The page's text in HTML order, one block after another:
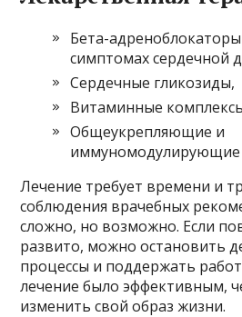
Бета-
симптомах сердечной
Сердечные гликозиды,
Витаминные
Общеукрепляющие и
иммуномодулирующие
Лечение требует времени и
соблюдения врачебных
сложно, но возможно. Если
развито, можно остановить
процессы и поддержать
лечение было эффективным,
изменить свой образ жизни.